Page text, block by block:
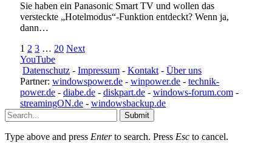
Sie haben ein Panasonic Smart TV und wollen das
versteckte „Hotelmodus“-Funktion entdeckt? Wenn ja,
dann…
1 2 3 … 20 Next
YouTube
Datenschutz - Impressum - Kontakt - Über uns
Partner: windowspower.de - winpower.de - technik-
power.de - diabe.de - diskpart.de - windows-forum.com -
streamingON.de - windowsbackup.de
Submit
Type above and press Enterto search. Press Esc to cancel.